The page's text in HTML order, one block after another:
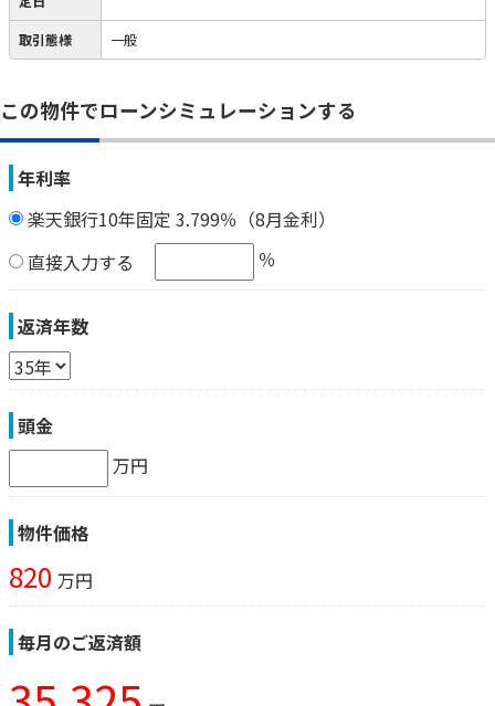
取引態様 一般
この物件でローンシミュレーションする
年利率
楽天銀行10年固定 3.799％（8月金利）
直接入力する
％
返済年数
頭金
万円
物件価格
820 万円
毎月のご返済額